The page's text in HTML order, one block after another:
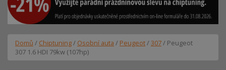
Domů / Chiptuning/ Osobní auta / Peugeot/307/ Peugeot
307 1.6 HDI 79kw (107hp)